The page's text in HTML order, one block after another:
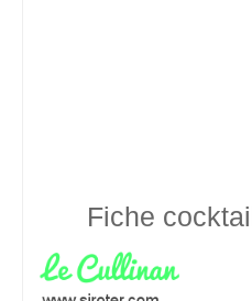
Fiche cocktail